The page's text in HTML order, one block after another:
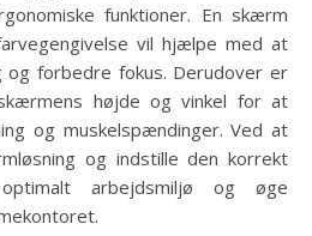
funktioner. En skærm
vil hjælpe med at
og forbedre fokus. Derudover er
højde og vinkel for at
og muskelspændinger. Ved at
og indstille den korrekt
arbejdsmiljø og øge